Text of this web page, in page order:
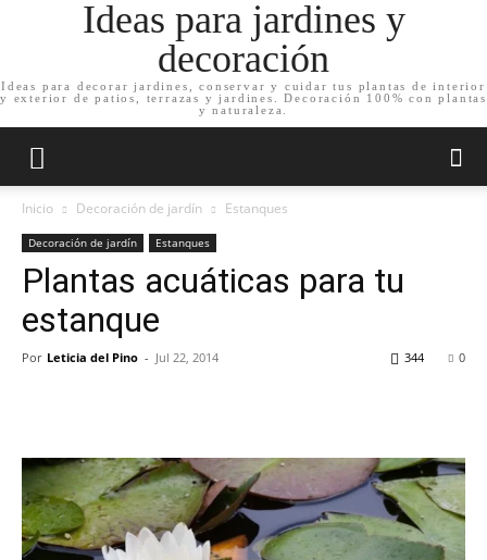
Ideas para jardines y
decoración
Ideas para decorar jardines, conservar y cuidar tus plantas de interior
y exterior de patios, terrazas y jardines. Decoración 100% con plantas
y naturaleza.
Inicio Decoración de jardín Estanques
Decoración de jardín Estanques
Plantas acuáticas para tu
estanque
Por Leticia del Pino - Jul 22, 2014 0
344